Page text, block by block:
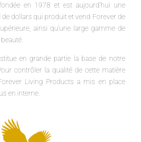
en 1978 et est aujourd'hui une
dollars qui produit et vend Forever de
ainsi qu'une large gamme de
en grande partie la base de notre
contrôler la qualité de cette matière
Living Products a mis en place
en interne.